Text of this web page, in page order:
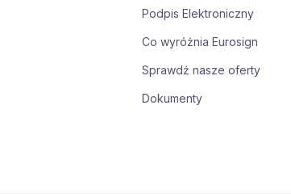
Podpis Elektroniczny
Co wyróżnia Eurosign
Sprawdź nasze oferty
Dokumenty